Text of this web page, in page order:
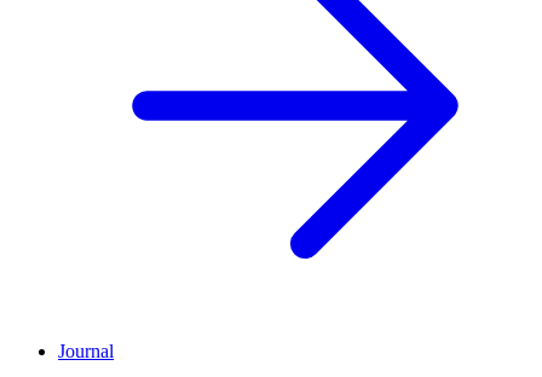
Journal